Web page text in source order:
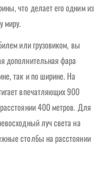
что делает его одним из
миру.
или грузовиком, вы
дополнительная фара
так и по ширине. На
впечатляющих 900
400 метров. Для
луч света на
столбы на расстоянии